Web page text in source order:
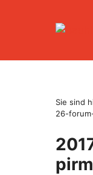
Sie sind
26-